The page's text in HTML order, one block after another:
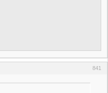
841